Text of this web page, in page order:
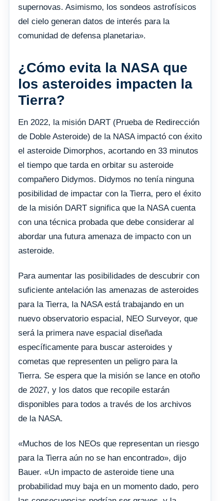
supernovas. Asimismo, los sondeos astrofísicos
del cielo generan datos de interés para la
comunidad de defensa planetaria».
¿Cómo evita la NASA que
los asteroides impacten la
Tierra?
En 2022, la misión DART (Prueba de Redirección
de Doble Asteroide) de la NASA impactó con éxito
el asteroide Dimorphos, acortando en 33 minutos
el tiempo que tarda en orbitar su asteroide
compañero Didymos. Didymos no tenía ninguna
posibilidad de impactar con la Tierra, pero el éxito
de la misión DART significa que la NASA cuenta
con una técnica probada que debe considerar al
abordar una futura amenaza de impacto con un
asteroide.
Para aumentar las posibilidades de descubrir con
suficiente antelación las amenazas de asteroides
para la Tierra, la NASA está trabajando en un
nuevo observatorio espacial, NEO Surveyor, que
será la primera nave espacial diseñada
específicamente para buscar asteroides y
cometas que representen un peligro para la
Tierra. Se espera que la misión se lance en otoño
de 2027, y los datos que recopile estarán
disponibles para todos a través de los archivos
de la NASA.
«Muchos de los NEOs que representan un riesgo
para la Tierra aún no se han encontrado», dijo
Bauer. «Un impacto de asteroide tiene una
probabilidad muy baja en un momento dado, pero